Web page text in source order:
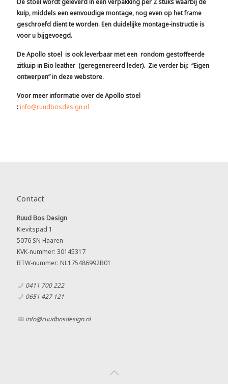
De stoel wordt geleverd in een verpakking per 2 stuks waarbij de
kuip, middels een eenvoudige montage, nog even op het frame
geschroefd dient te worden. Een duidelijke montage-instructie is
voor u bijgevoegd.
De Apollo stoel is ook leverbaar met een rondom gestoffeerde
zitkuip in Bio leather (geregenereerd leder). Zie verder bij: “Eigen
ontwerpen” in deze webstore.
Voor meer informatie over de Apollo stoel
:info@ruudbosdesign.nl
Contact
Ruud Bos Design
Kievitspad 1
5076 SN Haaren
KVK-nummer: 30145317
BTW-nummer: NL175486992B01
0411 700 222
0651 427 121
info@ruudbosdesign.nl